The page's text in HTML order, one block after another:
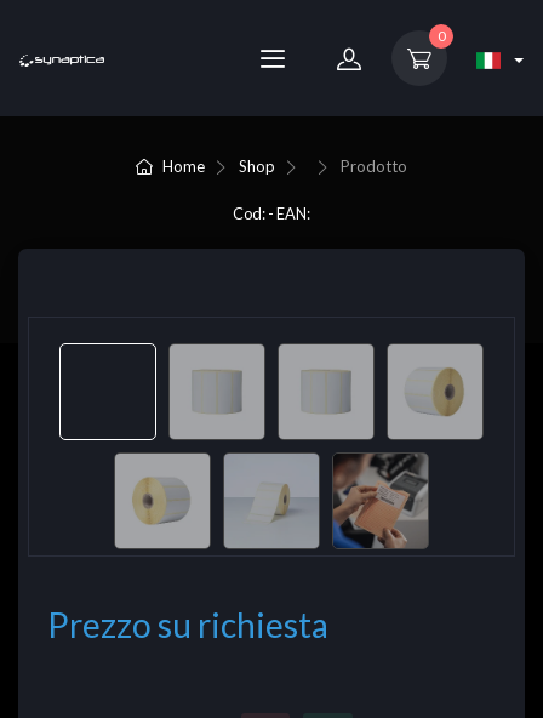
0
Home Shop Prodotto
Cod: - EAN:
Prezzo su richiesta